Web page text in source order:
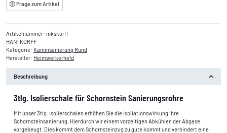
Frage zum Artikel
Artikelnummer: mkskorff
HAN: KORFF
Kategorie: Kaminsanierung Rund
Hersteller: Heimwerkerheld
Beschreibung
3tlg. Isolierschale für Schornstein Sanierungsrohre
Mit unser 3tlg. Isolierschalen erhöhen Sie die Isoliationswirkung Ihre
Schornsteinsanierung. Hierdurch wir einem vorzeitigen Abkühlen der Abgase
vorgebeugt. Dies kommt dem Schornsteinzug zu gute kommt und verhindert eine